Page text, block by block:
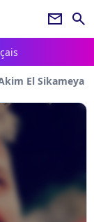
newsletter search
El Sikameya